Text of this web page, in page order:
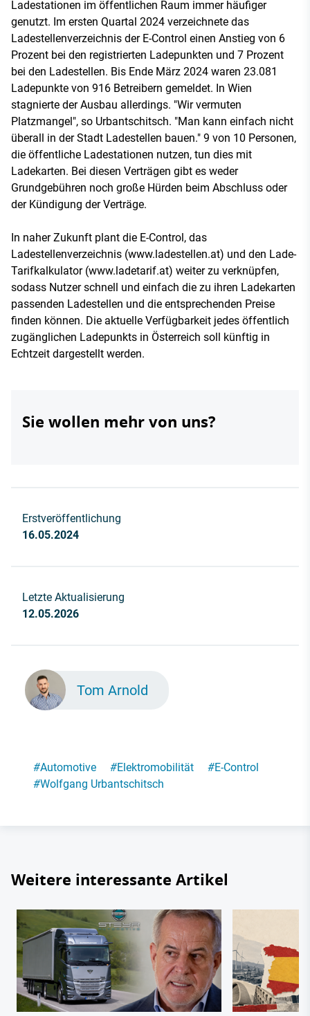
Ladestationen im öffentlichen Raum immer häufiger
genutzt. Im ersten Quartal 2024 verzeichnete das
Ladestellenverzeichnis der E-Control einen Anstieg von 6
Prozent bei den registrierten Ladepunkten und 7 Prozent
bei den Ladestellen. Bis Ende März 2024 waren 23.081
Ladepunkte von 916 Betreibern gemeldet. In Wien
stagnierte der Ausbau allerdings. "Wir vermuten
Platzmangel", so Urbantschitsch. "Man kann einfach nicht
überall in der Stadt Ladestellen bauen." 9 von 10 Personen,
die öffentliche Ladestationen nutzen, tun dies mit
Ladekarten. Bei diesen Verträgen gibt es weder
Grundgebühren noch große Hürden beim Abschluss oder
der Kündigung der Verträge.
In naher Zukunft plant die E-Control, das
Ladestellenverzeichnis (www.ladestellen.at) und den Lade-
Tarifkalkulator (www.ladetarif.at) weiter zu verknüpfen,
sodass Nutzer schnell und einfach die zu ihren Ladekarten
passenden Ladestellen und die entsprechenden Preise
finden können. Die aktuelle Verfügbarkeit jedes öffentlich
zugänglichen Ladepunkts in Österreich soll künftig in
Echtzeit dargestellt werden.
Sie wollen mehr von uns?
Erstveröffentlichung
16.05.2024
Letzte Aktualisierung
12.05.2026
Tom Arnold
#Automotive #Elektromobilität #E-Control
#Wolfgang Urbantschitsch
Weitere interessante Artikel